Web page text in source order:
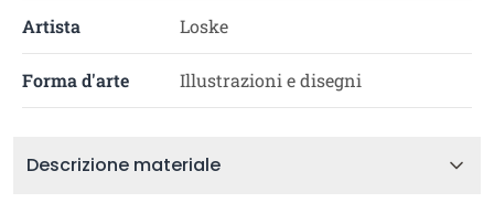
Artista Loske
Forma d'arte Illustrazioni e disegni
Descrizione materiale